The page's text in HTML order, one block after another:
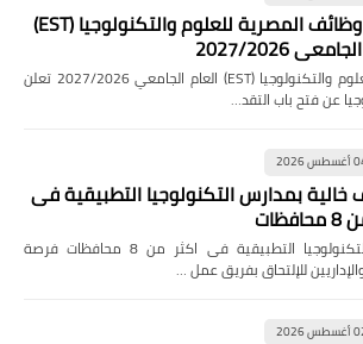
إعلان وظائف المصرية للعلوم والتكنولوجيا (EST)
2027/2026
إعلان وظائف المصرية للعلوم والتكنولوجيا (EST) العام الجامعي 2027/2026 تعلن
عن فتح باب التقد…
2026
خالية بمدارس التكنولوجيا التطبيقية فى
وظائف خالية بمدارس التكنولوجيا التطبيقية فى اكثر من 8 محافظات فرصة
للإلتحاق بفريق عمل …
2026